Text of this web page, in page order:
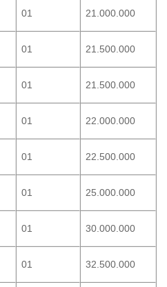
01 21.000.000
01 21.500.000
01 21.500.000
01 22.000.000
01 22.500.000
01 25.000.000
01 30.000.000
01 32.500.000